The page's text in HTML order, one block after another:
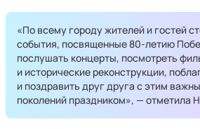
«По всему городу жителей и гостей
события, посвященные 80-летию
послушать концерты, посмотреть
и исторические реконструкции,
и поздравить друг друга с этим
поколений праздником», — отметила